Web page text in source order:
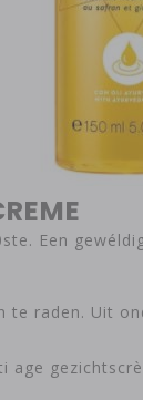
Een
raden. Uit